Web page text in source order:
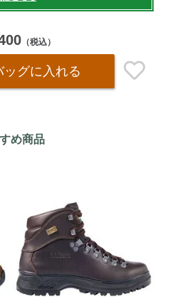
（税込）
ッグに入れる
め商品